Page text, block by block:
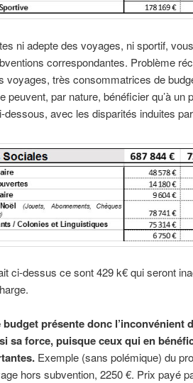
ni adepte des voyages, ni sportif,
correspondantes. Problème
voyages, très consommatrices de
peuvent, par nature, bénéficier qu’à un
dessous, avec les disparités induites
ci-dessus ce sont 429 k€ qui seront
budget présente donc l’inconvénient
sa force, puisque ceux qui en
Exemple (sans polémique) du
hors subvention, 2250 €. Prix payé